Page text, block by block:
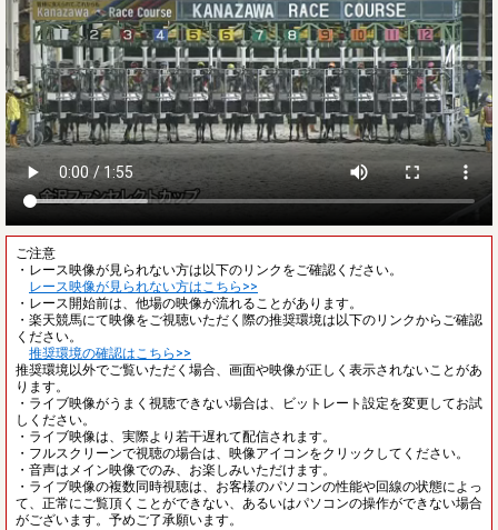
ご注意
・レース映像が見られない方は以下のリンクをご確認ください。
レース映像が見られない方はこちら>>
・レース開始前は、他場の映像が流れることがあります。
・楽天競馬にて映像をご視聴いただく際の推奨環境は以下のリンクからご確認
ください。
推奨環境の確認はこちら>>
推奨環境以外でご覧いただく場合、画面や映像が正しく表示されないことがあ
ります。
・ライブ映像がうまく視聴できない場合は、ビットレート設定を変更してお試
しください。
・ライブ映像は、実際より若干遅れて配信されます。
・フルスクリーンで視聴の場合は、映像アイコンをクリックしてください。
・音声はメイン映像でのみ、お楽しみいただけます。
・ライブ映像の複数同時視聴は、お客様のパソコンの性能や回線の状態によっ
て、正常にご覧頂くことができない、あるいはパソコンの操作ができない場合
がございます。予めご了承願います。